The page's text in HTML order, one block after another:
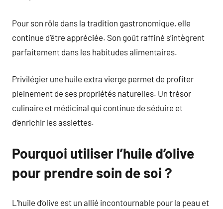
Pour son rôle dans la tradition gastronomique, elle
continue d’être appréciée. Son goût raffiné s’intègrent
parfaitement dans les habitudes alimentaires.
Privilégier une huile extra vierge permet de profiter
pleinement de ses propriétés naturelles. Un trésor
culinaire et médicinal qui continue de séduire et
d’enrichir les assiettes.
Pourquoi utiliser l’huile d’olive
pour prendre soin de soi ?
L’huile d’olive est un allié incontournable pour la peau et